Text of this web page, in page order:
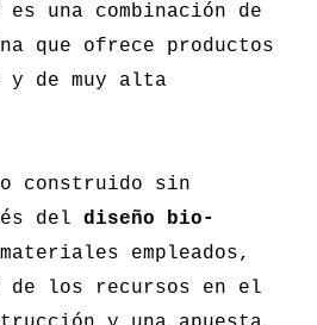
es una combinación de
que ofrece productos
y de muy alta
construido sin
del diseño bio-
empleados,
de los recursos en el